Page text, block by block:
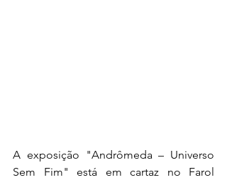
A exposição "Andrômeda – Universo
Sem Fim" está em cartaz no Farol